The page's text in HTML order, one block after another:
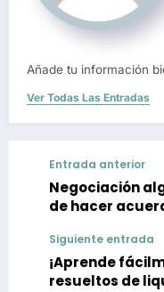
Añade tu información
Ver Todas Las Entradas
Entrada anterior
Negociación
de hacer
Siguiente entrada
¡Aprende
resueltos de